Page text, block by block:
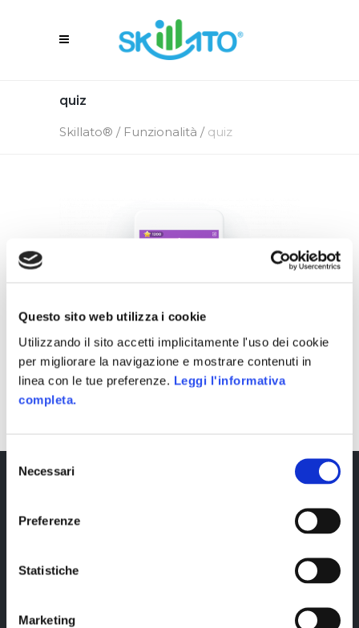
Questo sito web utilizza i cookie
Utilizzando il sito accetti implicitamente l'uso dei cookie
per migliorare la navigazione e mostrare contenuti in
linea con le tue preferenze. Leggi l'informativa
completa.
Selezione
delNecessari
Preferenze
Statistiche
Marketing
quiz
Skillato® / Funzionalità / quiz
Copyright © 2023 Alittleb.it SRL.- P.IVA